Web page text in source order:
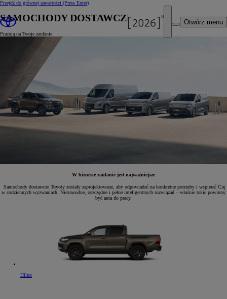
Przejdź do głównej zawartości (Press Enter)
Otwórz menu
SAMOCHODY DOSTAWCZE
Pracują na Twoje zaufanie
W biznesie zaufanie jest najważniejsze
Samochody dostawcze Toyoty zostały zaprojektowane, aby odpowiadać na konkretne potrzeby i wspierać Cię
w codziennych wyzwaniach. Niezawodne, oszczędne i pełne inteligentnych rozwiązań – właśnie takie powinny
być auta do pracy.
Hilux